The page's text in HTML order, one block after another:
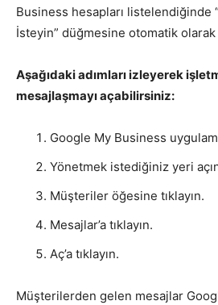
Business hesapları listelendiğinde
İsteyin” düğmesine otomatik
Aşağıdaki adımları izleyerek
mesajlaşmayı açabilirsiniz:
Google My Business
Yönetmek istediğiniz yeri
Müşteriler öğesine tıklayın.
Mesajlar’a tıklayın.
Aç’a tıklayın.
Müşterilerden gelen mesajlar